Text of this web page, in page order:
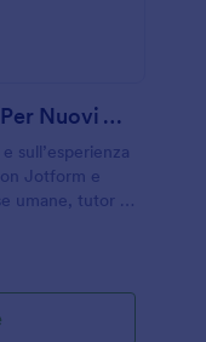
Indagine Di Orientamento Per Nuovi Assunti
sull’esperienza
Jotform e
umane, tutor e